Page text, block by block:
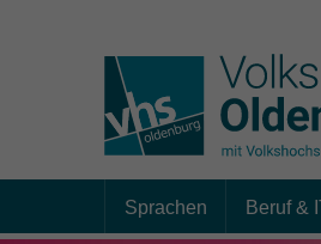
Sprachen Beruf &